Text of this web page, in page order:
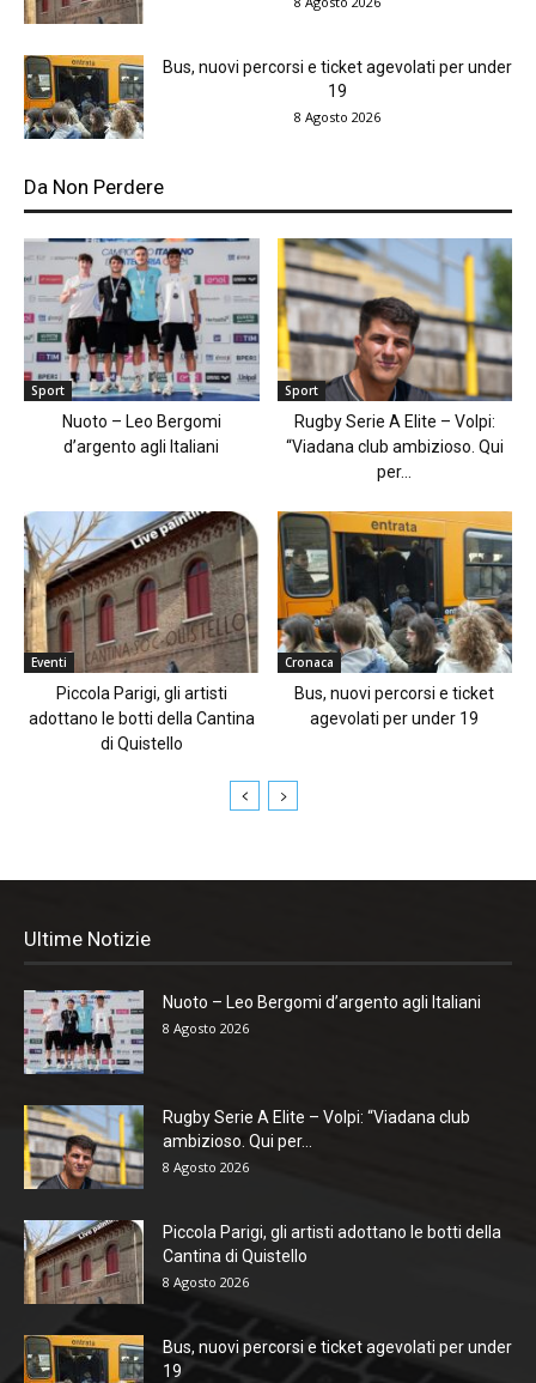
Bus, nuovi percorsi e ticket agevolati per under
19
8 Agosto 2026
Da Non Perdere
Sport
Nuoto – Leo Bergomi
d’argento agli Italiani
Sport
Rugby Serie A Elite – Volpi:
“Viadana club ambizioso. Qui
per...
Eventi
Piccola Parigi, gli artisti
adottano le botti della Cantina
di Quistello
Cronaca
Bus, nuovi percorsi e ticket
agevolati per under 19
Ultime Notizie
Nuoto – Leo Bergomi d’argento agli Italiani
8 Agosto 2026
Rugby Serie A Elite – Volpi: “Viadana club
ambizioso. Qui per...
8 Agosto 2026
Piccola Parigi, gli artisti adottano le botti della
Cantina di Quistello
8 Agosto 2026
Bus, nuovi percorsi e ticket agevolati per under
19